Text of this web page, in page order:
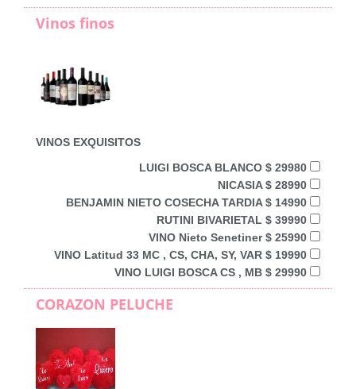
Vinos finos
VINOS EXQUISITOS
LUIGI BOSCA BLANCO $ 29980
NICASIA $ 28990
BENJAMIN NIETO COSECHA TARDIA $ 14990
RUTINI BIVARIETAL $ 39990
VINO Nieto Senetiner $ 25990
VINO Latitud 33 MC , CS, CHA, SY, VAR $ 19990
VINO LUIGI BOSCA CS , MB $ 29990
CORAZON PELUCHE